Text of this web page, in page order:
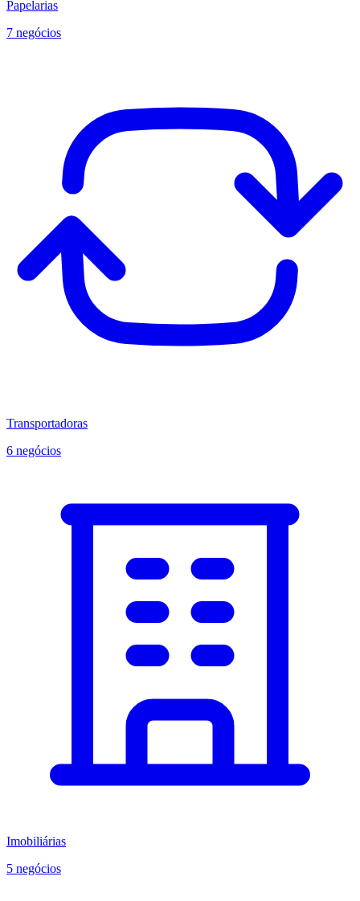
Papelarias
7 negócios
Transportadoras
6 negócios
Imobiliárias
5 negócios